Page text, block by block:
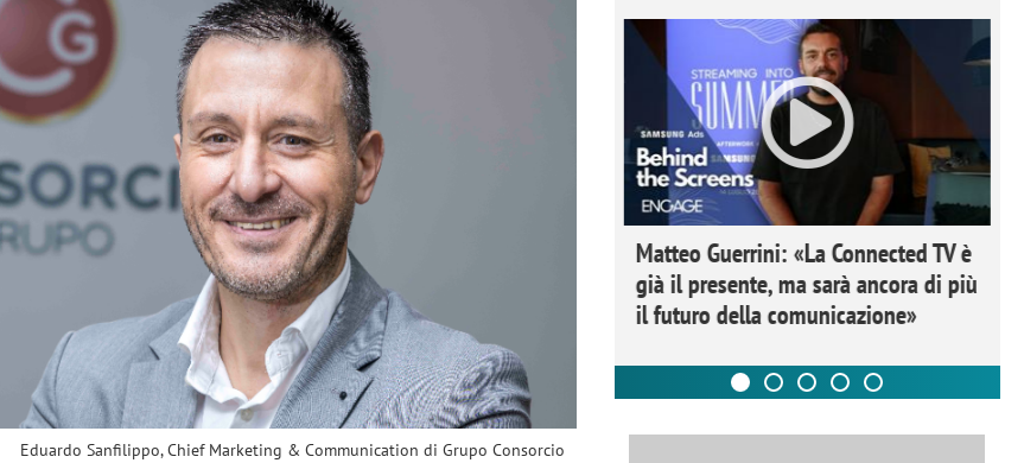
Eduardo Sanfilippo, Chief Marketing & Communication di Grupo Consorcio
Ads: «L'Italia è un
Networking agli eventi: come la
startup Kicè punta a eliminare lo
"spreco di relazioni"
Matteo Guerrini: «La Connected TV è
già il presente, ma sarà ancora di più
il futuro della comunicazione»